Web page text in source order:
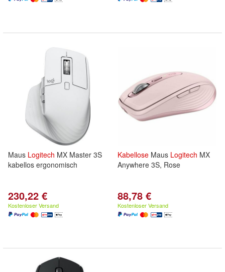
Maus Logitech MX Master 3S
kabellos ergonomisch
230,22 €
Kostenloser Versand
Kabellose Maus Logitech MX
Anywhere 3S, Rose
88,78 €
Kostenloser Versand